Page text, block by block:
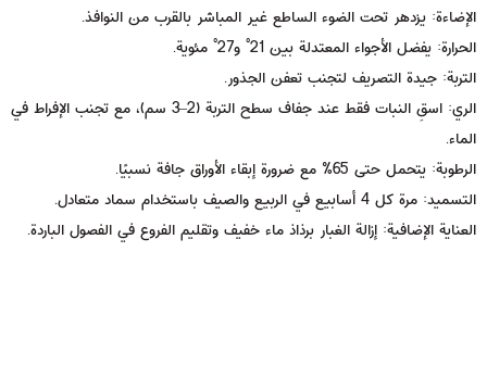
الإضاءة: يزدهر تحت الضوء الساطع غير المباشر بالقرب من النوافذ.
الحرارة: يفضل الأجواء المعتدلة بين 21° و27° مئوية.
التربة: جيدة التصريف لتجنب تعفن الجذور.
الري: اسقِ النبات فقط عند جفاف سطح التربة (2–3 سم)، مع تجنب الإفراط في
الماء.
الرطوبة: يتحمل حتى 65٪ مع ضرورة إبقاء الأوراق جافة نسبيًا.
التسميد: مرة كل 4 أسابيع في الربيع والصيف باستخدام سماد متعادل.
العناية الإضافية: إزالة الغبار برذاذ ماء خفيف وتقليم الفروع في الفصول الباردة.